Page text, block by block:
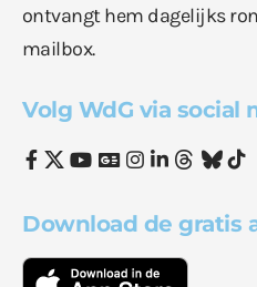
ontvangt hem dagelijks
mailbox.
Volg WdG via social
Download de gratis